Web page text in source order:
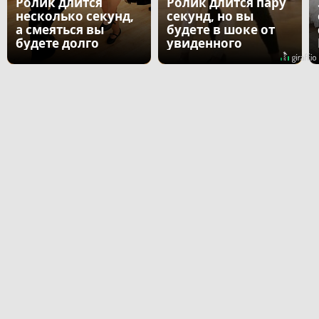
несколько секунд,
а смеяться вы
будете долго
секунд, но вы
будете в шоке от
увиденного